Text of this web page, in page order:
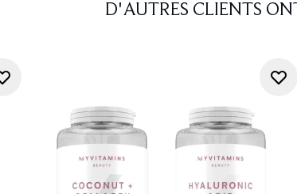
D'AUTRES CLIENTS